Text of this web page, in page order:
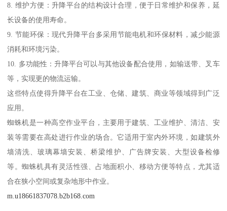
8. 维护方便：升降平台的结构设计合理，便于日常维护和保养，延
长设备的使用寿命。
9. 节能环保：现代升降平台多采用节能电机和环保材料，减少能源
消耗和环境污染。
10. 多功能性：升降平台可以与其他设备配合使用，如输送带、叉车
等，实现更的物流运输。
这些特点使得升降平台在工业、仓储、建筑、商业等领域得到广泛
应用。
蜘蛛机是一种高空作业平台，主要用于建筑、工业维护、清洁、安
装等需要在高处进行作业的场合。它适用于室内外环境，如建筑外
墙清洗、玻璃幕墙安装、桥梁维护、广告牌安装、大型设备检修
等。蜘蛛机具有灵活性强、占地面积小、移动方便等特点，尤其适
合在狭小空间或复杂地形中作业。
m.u18661837078.b2b168.com